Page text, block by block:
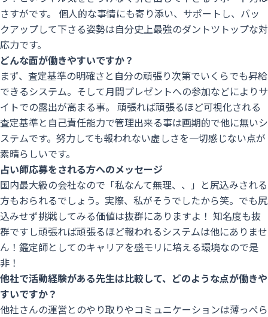
今
ぐ
応
募
す
る
さすがです。 個人的な事情にも寄り添い、サポートし、バッ
クアップして下さる姿勢は自分史上最強のダントツトップな対
応力です。
どんな面が働きやすいですか？
まず、査定基準の明確さと自分の頑張り次第でいくらでも昇給
できるシステム。そして月間プレゼントへの参加などによりサ
イトでの露出が高まる事。 頑張れば頑張るほど可視化される
査定基準と自己責任能力で管理出来る事は画期的で他に無いシ
ステムです。努力しても報われない虚しさを一切感じない点が
素晴らしいです。
占い師応募をされる方へのメッセージ
国内最大級の会社なので「私なんて無理、、」と尻込みされる
方もおられるでしょう。実際、私がそうでしたから笑。でも尻
込みせず挑戦してみる価値は抜群にありますよ！ 知名度も抜
群ですし頑張れば頑張るほど報われるシステムは他にありませ
ん！鑑定師としてのキャリアを盛モリに培える環境なので是
非！
他社で活動経験がある先生は比較して、どのような点が働きや
すいですか？
他社さんの運営とのやり取りやコミュニケーションは薄っぺら